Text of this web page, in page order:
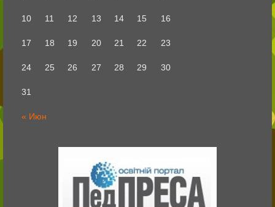
« Июн
10 11 12 13 14 15 16
17 18 19 20 21 22 23
24 25 26 27 28 29 30
31